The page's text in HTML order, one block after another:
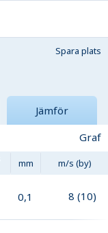
Spara plats
Jämför
Graf
mm m/s (by)
0,1 8 (10)